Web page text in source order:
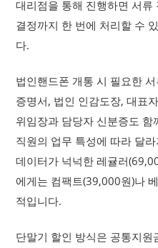
대리점을 통해 진행하면 서류
결정까지 한 번에 처리할 수
다.
법인핸드폰 개통 시 필요한
증명서, 법인 인감도장, 대표
위임장과 담당자 신분증도
직원의 업무 특성에 따라 달
데이터가 넉넉한 레귤러
에게는 컴팩트(39,000원)나
적입니다.
단말기 할인 방식은 공통지